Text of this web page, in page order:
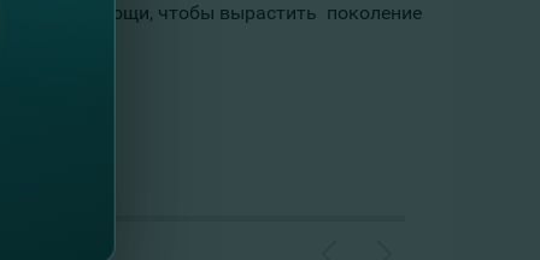
в помощи, чтобы вырастить поколение